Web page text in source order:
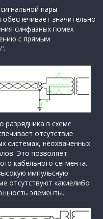
пары
значительно
синфазных помех
с прямым
разрядника в схеме
отсутствие
системах, неохваченных
Это позволяет
кабельного сегмента.
импульсную
отсутствуют какиелибо
элементы.